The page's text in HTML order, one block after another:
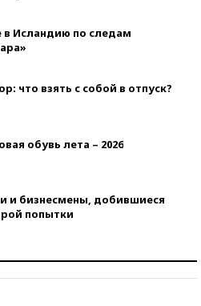
в Исландию по следам
что взять с собой в отпуск?
обувь лета – 2026
и бизнесмены, добившиеся
попытки